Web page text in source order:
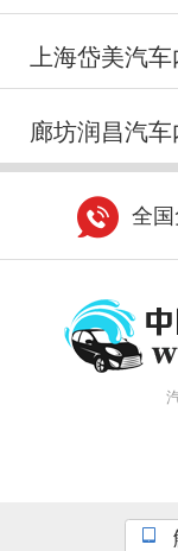
上海岱美汽
廊坊润昌汽
全国